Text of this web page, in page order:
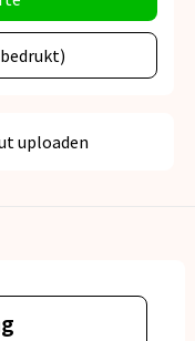
uploaden